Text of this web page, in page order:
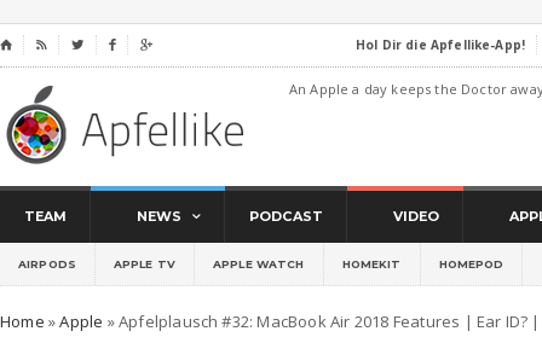
⌂     Hol Dir die Apfellike-App!
An Apple a day keeps the Doctor
TEAM NEWS PODCAST VIDEO
AIRPODS APPLE TV APPLE WATCH HOMEKIT HOMEPOD
Home »Apple »Apfelplausch #32: MacBook Air 2018 Features | Ear